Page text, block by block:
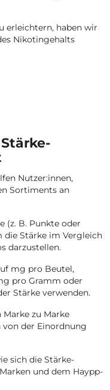
erleichtern, haben wir
Nikotingehalts
Nutzer:innen,
Sortiments an
(z. B. Punkte oder
die Stärke im Vergleich
darzustellen.
mg pro Beutel,
pro Gramm oder
Stärke verwenden.
zu Marke
der Einordnung
sich die Stärke-
und dem Haypp-